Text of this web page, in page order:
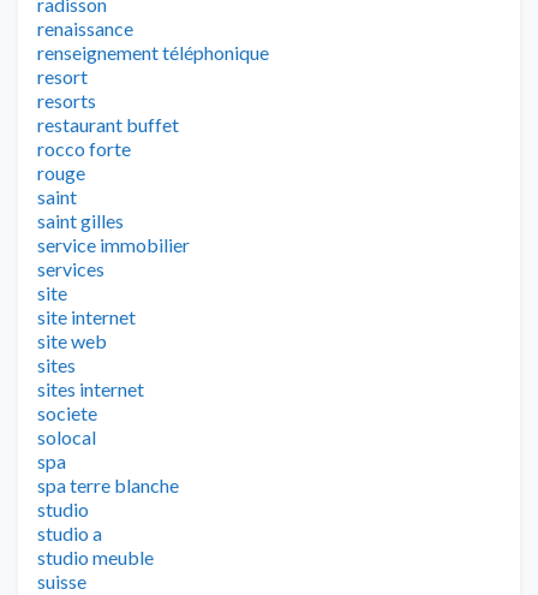
renaissance
renseignement téléphonique
resort
resorts
restaurant buffet
rocco forte
rouge
saint
saint gilles
service immobilier
services
site
site internet
site web
sites
sites internet
societe
solocal
spa
spa terre blanche
studio
studio a
studio meuble
suisse